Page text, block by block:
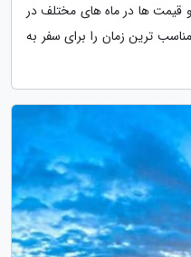
قیمت ها در ماه های مختلف در
ترین زمان را برای سفر به